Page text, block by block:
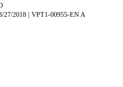
27/2018 | VPT1-00955-EN A